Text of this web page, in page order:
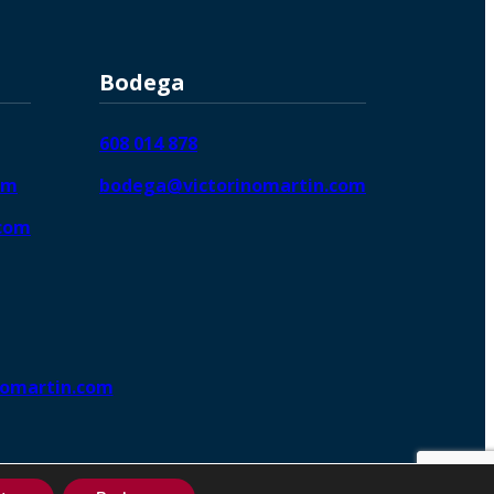
Bodega
608 014 878
bodega@victorinomartin.com
DigitalGrowthⓇ